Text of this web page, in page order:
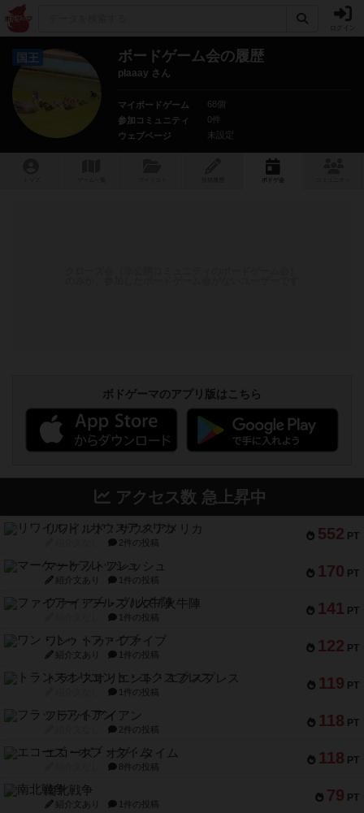
国王 ボードゲーム会の履歴
plaaay さん
マイボードゲーム
68個
参加コミュニティ
0件
ウェブページ
未設定
ボ ドゲ
ボドゲーマのアプリ版はこちら
アクセス数 急上昇中
552 PT
リワイルド：サウスアメリカ
2件の投稿
170 PT
マーケットフレッシュ
紹介文あり 1件の投稿
141 PT
ファイアー・ブルズ / 火牛陣
1件の投稿
122 PT
ワン・トゥ・ファイブ
紹介文あり 1件の投稿
119 PT
トランスオリエント・エクスプレス
1件の投稿
118 PT
フラットアイアン
2件の投稿
118 PT
エコーズ・オブ・タイム
8件の投稿
79 PT
南北戦争
紹介文あり 1件の投稿